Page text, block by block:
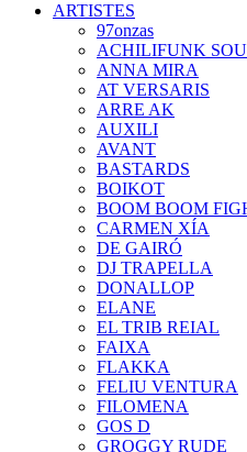
ARTISTES
97onzas
ACHILIFUNK
ANNA MIRA
AT VERSARIS
ARRE AK
AUXILI
AVANT
BASTARDS
BOIKOT
BOOM BOOM
CARMEN XÍA
DE GAIRÓ
DJ TRAPELLA
DONALLOP
ELANE
EL TRIB REIAL
FAIXA
FLAKKA
FELIU VENTURA
FILOMENA
GOS D
GROGGY RUDE